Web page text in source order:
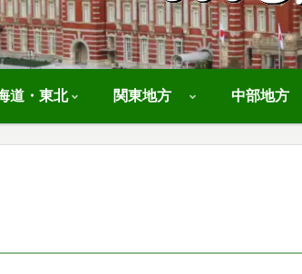
道・東北 関東地方 中部地方